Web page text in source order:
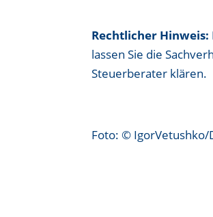
Rechtlicher Hinweis:
lassen Sie die
Steuerberater klären.
Foto: ©